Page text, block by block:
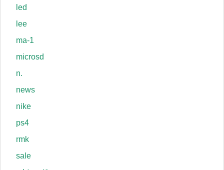
led
lee
ma-1
microsd
n.
news
nike
ps4
rmk
sale